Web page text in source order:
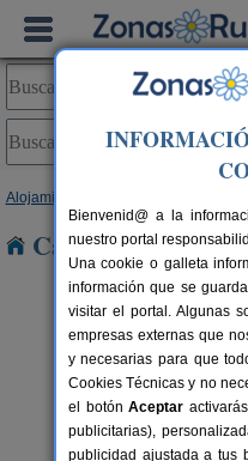
Alojamientos
Casas Rurales
Mirador de La
Embún
Bienvenid@ a la
nuestro portal
Una cookie o galleta
información que se
visitar el portal. Algunas
empresas externas que
y necesarias para que
Cookies Técnicas y no
el botónAceptar
publicitarias),
publicidad ajustada a tus